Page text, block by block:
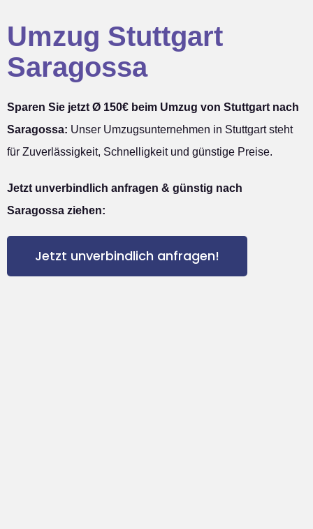
Umzug Stuttgart
Saragossa
Sparen Sie jetzt Ø 150€ beim Umzug von Stuttgart nach
Saragossa: Unser Umzugsunternehmen in Stuttgart steht
für Zuverlässigkeit, Schnelligkeit und günstige Preise.
Jetzt unverbindlich anfragen & günstig nach
Saragossa ziehen:
Jetzt unverbindlich anfragen!